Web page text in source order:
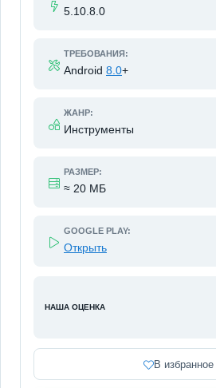
5.10.8.0
ТРЕБОВАНИЯ:
Android 8.0+
ЖАНР:
Инструменты
РАЗМЕР:
≈ 20 МБ
GOOGLE PLAY:
Открыть
НАША ОЦЕНКА
В избранное